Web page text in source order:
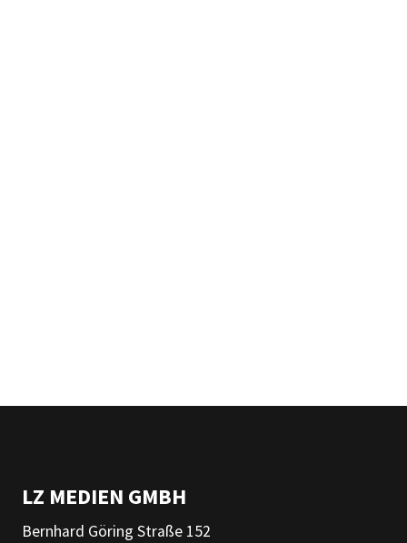
LZ MEDIEN GMBH
Bernhard Göring Straße 152